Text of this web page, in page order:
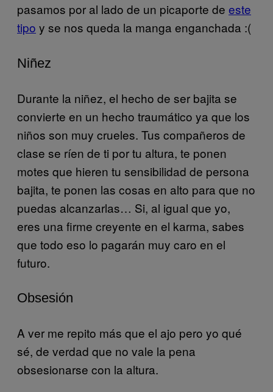
pasamos por al lado de un picaporte de este
tipo y se nos queda la manga enganchada :(
Niñez
Durante la niñez, el hecho de ser bajita se
convierte en un hecho traumático ya que los
niños son muy crueles. Tus compañeros de
clase se ríen de ti por tu altura, te ponen
motes que hieren tu sensibilidad de persona
bajita, te ponen las cosas en alto para que no
puedas alcanzarlas… Si, al igual que yo,
eres una firme creyente en el karma, sabes
que todo eso lo pagarán muy caro en el
futuro.
Obsesión
A ver me repito más que el ajo pero yo qué
sé, de verdad que no vale la pena
obsesionarse con la altura.